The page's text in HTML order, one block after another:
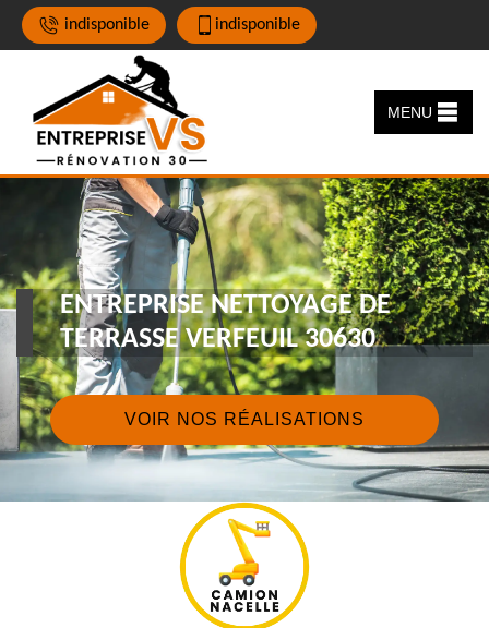
indisponible indisponible
MENU
ENTREPRISE NETTOYAGE DE
TERRASSE VERFEUIL 30630
VOIR NOS RÉALISATIONS